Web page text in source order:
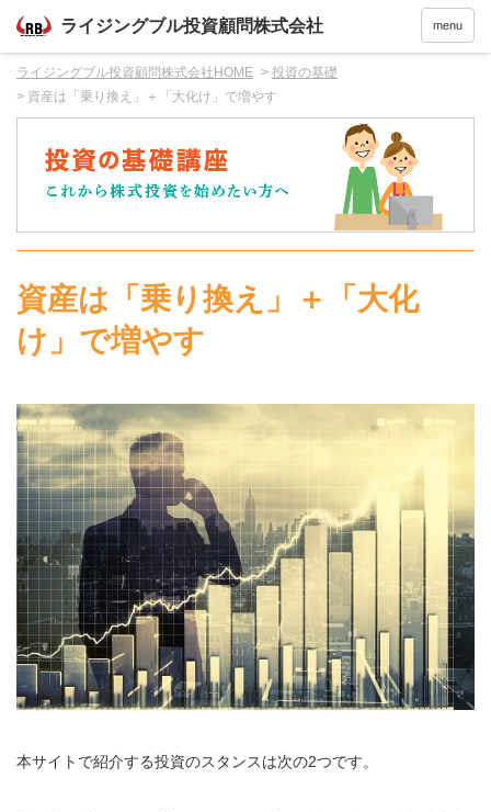
menu
ライジングブル投資顧問株式会社HOME
投資の基礎
資産は「乗り換え」＋「大化け」で増やす
資産は「乗り換え」＋「大化
け」で増やす
本サイトで紹介する投資のスタンスは次の2つです。